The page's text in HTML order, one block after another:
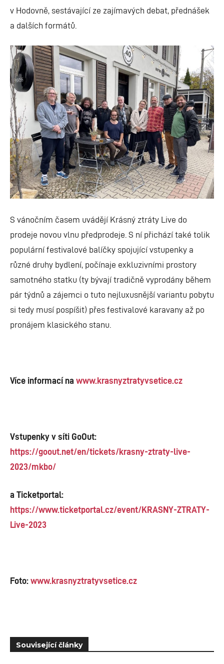
v Hodovně, sestávající ze zajímavých debat, přednášek
a dalších formátů.
S vánočním časem uvádějí Krásný ztráty Live do
prodeje novou vlnu předprodeje. S ní přichází také tolik
populární festivalové balíčky spojující vstupenky a
různé druhy bydlení, počínaje exkluzivními prostory
samotného statku (ty bývají tradičně vyprodány během
pár týdnů a zájemci o tuto nejluxusnější variantu pobytu
si tedy musí pospíšit) přes festivalové karavany až po
pronájem klasického stanu.
Více informací na www.krasnyztratyvsetice.cz
Vstupenky v síti GoOut:
https://goout.net/en/tickets/krasny-ztraty-live-
2023/mkbo/
a Ticketportal:
https://www.ticketportal.cz/event/KRASNY-ZTRATY-
Live-2023
Foto:www.krasnyztratyvsetice.cz
Související články